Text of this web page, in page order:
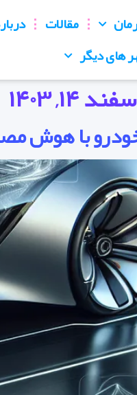
مقالات
های دیگر
۱۴, ۱۴۰۳
با هوش